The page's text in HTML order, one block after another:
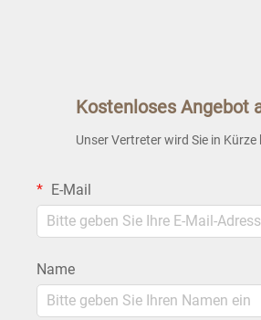
Kostenloses Angebot
Unser Vertreter wird Sie in
E-Mail
Name